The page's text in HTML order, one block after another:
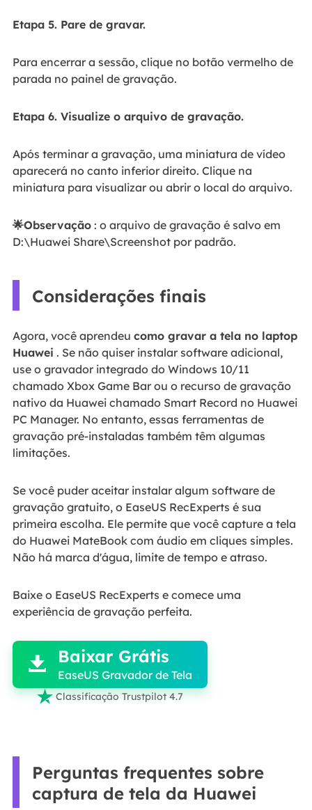
Etapa 5. Pare de gravar.
Para encerrar a sessão, clique no botão vermelho de
parada no painel de gravação.
Etapa 6. Visualize o arquivo de gravação.
Após terminar a gravação, uma miniatura de vídeo
aparecerá no canto inferior direito. Clique na
miniatura para visualizar ou abrir o local do arquivo.
🌟Observação: o arquivo de gravação é salvo em
D:\Huawei Share\Screenshot por padrão.
Considerações finais
Agora, você aprendeu como gravar a tela no laptop
Huawei . Se não quiser instalar software adicional,
use o gravador integrado do Windows 10/11
chamado Xbox Game Bar ou o recurso de gravação
nativo da Huawei chamado Smart Record no Huawei
PC Manager. No entanto, essas ferramentas de
gravação pré-instaladas também têm algumas
limitações.
Se você puder aceitar instalar algum software de
gravação gratuito, o EaseUS RecExperts é sua
primeira escolha. Ele permite que você capture a tela
do Huawei MateBook com áudio em cliques simples.
Não há marca d'água, limite de tempo e atraso.
Baixe o EaseUS RecExperts e comece uma
experiência de gravação perfeita.

 Baixar Grátis
EaseUS Gravador de Tela
 Classificação Trustpilot 4.7
Perguntas frequentes sobre
captura de tela da Huawei